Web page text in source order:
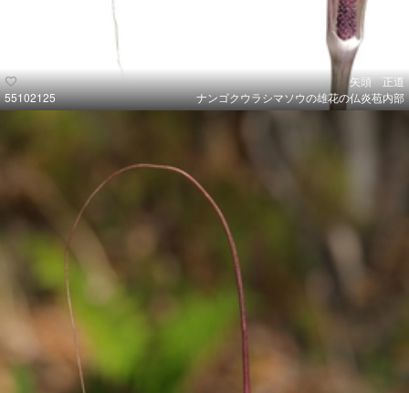
55102125
矢頭 正道
ナンゴクウラシマソウの雄花の仏炎苞内部